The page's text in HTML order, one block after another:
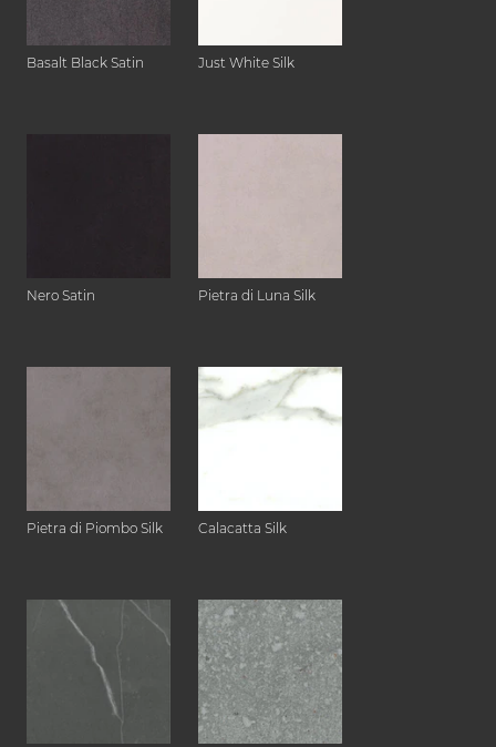
Basalt Black Satin Just White Silk
Nero Satin Pietra di Luna Silk
Pietra di Piombo Silk Calacatta Silk